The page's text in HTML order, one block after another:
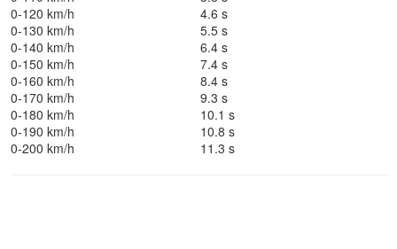
0-120 km/h
4.6 s
0-130 km/h
5.5 s
0-140 km/h
6.4 s
0-150 km/h
7.4 s
0-160 km/h
8.4 s
0-170 km/h
9.3 s
0-180 km/h
10.1 s
0-190 km/h
10.8 s
0-200 km/h
11.3 s